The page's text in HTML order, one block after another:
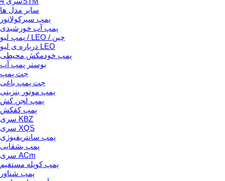
سایر مدل ها
پمپ سیرکولاتور
پمپ آب خورشیدی
پمپ لیو / LEO / چین
درباره ی لیو LEO
پمپ خودمکش محیطی
بوستر پمپ آب
جت پمپ
جت پمپ باغی
پمپ موتور بنزینی
پمپ لجن کش
پمپ کفکش
سری KBZ
سری XQS
پمپ سانتریفیوژی
پمپ بشقابی
سری ACm
پمپ کوپله مستقیم
پمپ شناور